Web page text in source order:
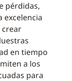
pérdidas,
excelencia
crear
en tiempo
a los
para